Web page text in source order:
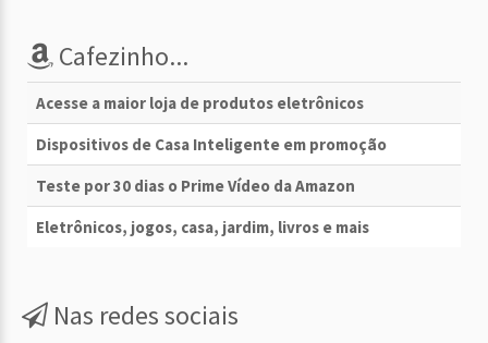
Cafezinho...
Acesse a maior loja de produtos eletrônicos
Dispositivos de Casa Inteligente em promoção
Teste por 30 dias o Prime Vídeo da Amazon
Eletrônicos, jogos, casa, jardim, livros e mais
Nas redes sociais